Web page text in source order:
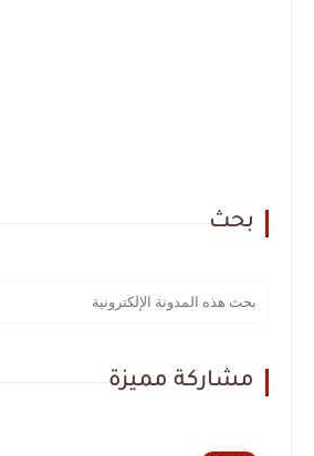
بحث
مشاركة مميزة